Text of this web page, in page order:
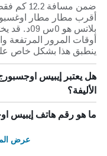
ضمن
أقرب مطار مطار
بلاتس هو
أوقات المرور المرتفعة
ينطبق هذا بشكل خاص
هل يعتبر إيبيس
الأليفة؟
ما هو رقم هاتف إيبيس
عرض